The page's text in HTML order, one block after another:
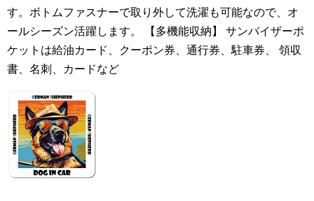
す。ボトムファスナーで取り外して洗濯も可能なので、オ
ールシーズン活躍します。 【多機能収納】 サンバイザーポ
ケットは給油カード、クーポン券、通行券、駐車券、 領収
書、名刺、カードなど